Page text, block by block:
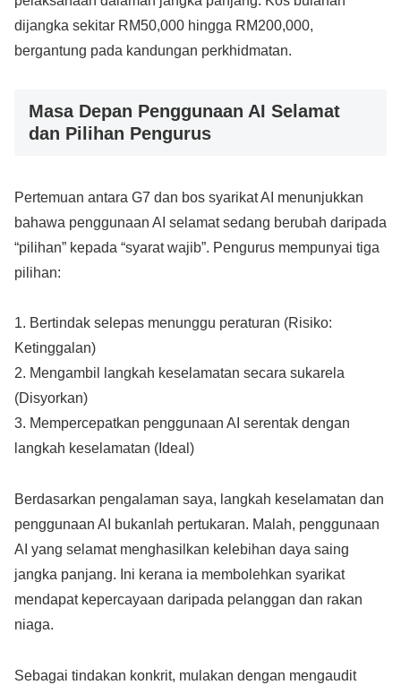
dijangka sekitar RM50,000 hingga RM200,000,
bergantung pada kandungan perkhidmatan.
Masa Depan Penggunaan AI Selamat
dan Pilihan Pengurus
Pertemuan antara G7 dan bos syarikat AI menunjukkan
bahawa penggunaan AI selamat sedang berubah daripada
“pilihan” kepada “syarat wajib”. Pengurus mempunyai tiga
pilihan:
1. Bertindak selepas menunggu peraturan (Risiko:
Ketinggalan)
2. Mengambil langkah keselamatan secara sukarela
(Disyorkan)
3. Mempercepatkan penggunaan AI serentak dengan
langkah keselamatan (Ideal)
Berdasarkan pengalaman saya, langkah keselamatan dan
penggunaan AI bukanlah pertukaran. Malah, penggunaan
AI yang selamat menghasilkan kelebihan daya saing
jangka panjang. Ini kerana ia membolehkan syarikat
mendapat kepercayaan daripada pelanggan dan rakan
niaga.
Sebagai tindakan konkrit, mulakan dengan mengaudit